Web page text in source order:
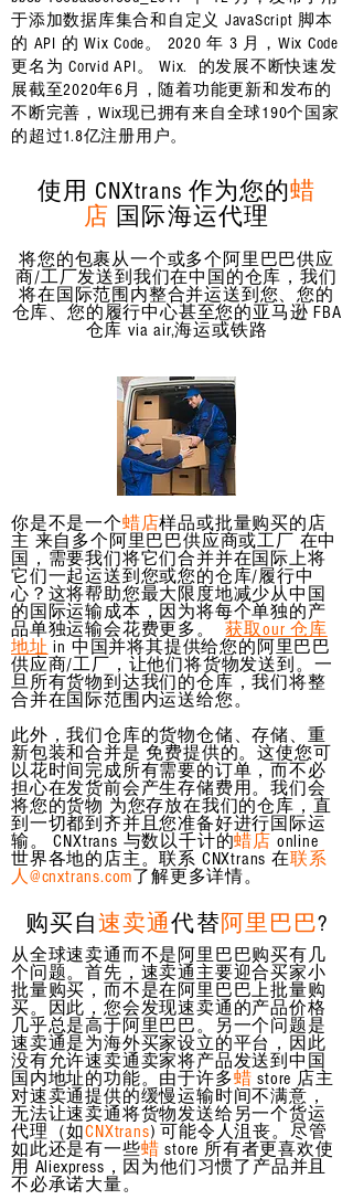
于添加数据库集合和自定义 JavaScript 脚本
的 API 的 Wix Code。 2020 年 3 月，Wix Code
更名为 Corvid API。 Wix. 的发展不断快速发
展截至2020年6月，随着功能更新和发布的
不断完善，Wix现已拥有来自全球190个国家
的超过1.8亿注册用户。
使用 CNXtrans 作为您的蜡
店 国际海运代理
将您的包裹从一个或多个阿里巴巴供应
商/工厂发送到我们在中国的仓库，我们
将在国际范围内整合并运送到您、您的
仓库、您的履行中心甚至您的亚马逊 FBA
仓库 via air,海运或铁路
你是不是一个蜡店样品或批量购买的店
主 来自多个阿里巴巴供应商或工厂 在中
国，需要我们将它们合并并在国际上将
它们一起运送到您或您的仓库/履行中
心？这将帮助您最大限度地减少从中国
的国际运输成本，因为将每个单独的产
品单独运输会花费更多。获取our 仓库
地址 in 中国并将其提供给您的阿里巴巴
供应商/工厂，让他们将货物发送到。一
旦所有货物到达我们的仓库，我们将整
合并在国际范围内运送给您。
此外，我们仓库的货物仓储、存储、重
新包装和合并是 免费提供的。这使您可
以花时间完成所有需要的订单，而不必
担心在发货前会产生存储费用。我们会
将您的货物 为您存放在我们的仓库，直
到一切都到齐并且您准备好进行国际运
输。 CNXtrans 与数以千计的蜡店 online
世界各地的店主。联系 CNXtrans 在联系
人@cnxtrans.com了解更多详情。
购买自速卖通代替阿里巴巴?
从全球速卖通而不是阿里巴巴购买有几
个问题。首先，速卖通主要迎合买家小
批量购买，而不是在阿里巴巴上批量购
买。因此，您会发现速卖通的产品价格
几乎总是高于阿里巴巴。另一个问题是
速卖通是为海外买家设立的平台，因此
没有允许速卖通卖家将产品发送到中国
国内地址的功能。由于许多蜡 store 店主
对速卖通提供的缓慢运输时间不满意，
无法让速卖通将货物发送给另一个货运
代理（如CNXtrans) 可能令人沮丧。尽管
如此还是有一些蜡 store 所有者更喜欢使
用 Aliexpress，因为他们习惯了产品并且
不必承诺大量。